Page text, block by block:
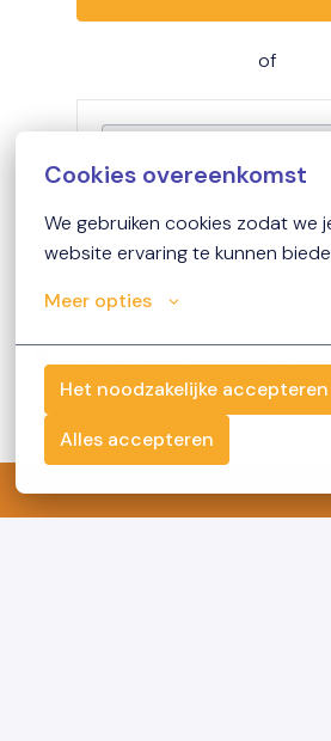
Cookies overeenkomst
We gebruiken cookies zodat we
website ervaring te kunnen
Meer opties
Het noodzakelijke accepteren
Alles accepteren
of
Cookies bijwerken
Amsterdam,Noord-Holland,